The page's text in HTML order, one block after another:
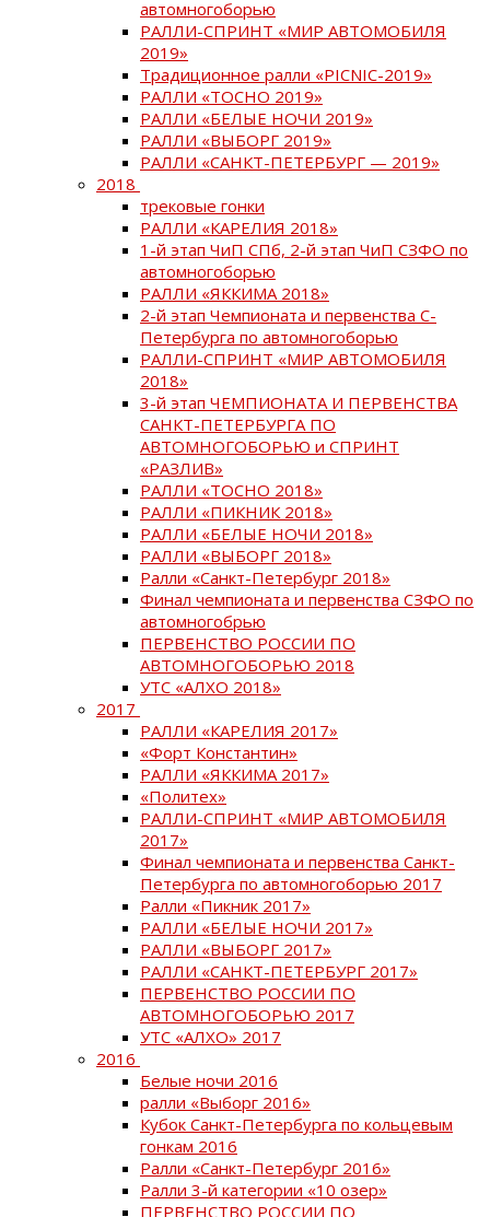
автомногоборью
РАЛЛИ-СПРИНТ «МИР АВТОМОБИЛЯ
2019»
Традиционное ралли «PICNIC-2019»
РАЛЛИ «ТОСНО 2019»
РАЛЛИ «БЕЛЫЕ НОЧИ 2019»
РАЛЛИ «ВЫБОРГ 2019»
РАЛЛИ «САНКТ-ПЕТЕРБУРГ — 2019»
2018
трековые гонки
РАЛЛИ «КАРЕЛИЯ 2018»
1-й этап ЧиП СПб, 2-й этап ЧиП СЗФО по
автомногоборью
РАЛЛИ «ЯККИМА 2018»
2-й этап Чемпионата и первенства С-
Петербурга по автомногоборью
РАЛЛИ-СПРИНТ «МИР АВТОМОБИЛЯ
2018»
3-й этап ЧЕМПИОНАТА И ПЕРВЕНСТВА
САНКТ-ПЕТЕРБУРГА ПО
АВТОМНОГОБОРЬЮ и СПРИНТ
«РАЗЛИВ»
РАЛЛИ «ТОСНО 2018»
РАЛЛИ «ПИКНИК 2018»
РАЛЛИ «БЕЛЫЕ НОЧИ 2018»
РАЛЛИ «ВЫБОРГ 2018»
Ралли «Санкт-Петербург 2018»
Финал чемпионата и первенства СЗФО по
автомногобрью
ПЕРВЕНСТВО РОССИИ ПО
АВТОМНОГОБОРЬЮ 2018
УТС «АЛХО 2018»
2017
РАЛЛИ «КАРЕЛИЯ 2017»
«Форт Константин»
РАЛЛИ «ЯККИМА 2017»
«Политех»
РАЛЛИ-СПРИНТ «МИР АВТОМОБИЛЯ
2017»
Финал чемпионата и первенства Санкт-
Петербурга по автомногоборью 2017
Ралли «Пикник 2017»
РАЛЛИ «БЕЛЫЕ НОЧИ 2017»
РАЛЛИ «ВЫБОРГ 2017»
РАЛЛИ «САНКТ-ПЕТЕРБУРГ 2017»
ПЕРВЕНСТВО РОССИИ ПО
АВТОМНОГОБОРЬЮ 2017
УТС «АЛХО» 2017
2016
Белые ночи 2016
ралли «Выборг 2016»
Кубок Санкт-Петербурга по кольцевым
гонкам 2016
Ралли «Санкт-Петербург 2016»
Ралли 3-й категории «10 озер»
ПЕРВЕНСТВО РОССИИ ПО